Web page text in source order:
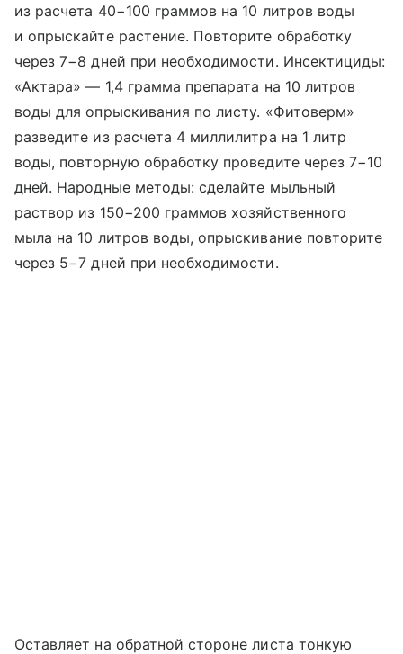
из расчета 40−100 граммов на 10 литров воды
и опрыскайте растение. Повторите обработку
через 7−8 дней при необходимости. Инсектициды:
«Актара» — 1,4 грамма препарата на 10 литров
воды для опрыскивания по листу. «Фитоверм»
разведите из расчета 4 миллилитра на 1 литр
воды, повторную обработку проведите через 7−10
дней. Народные методы: сделайте мыльный
раствор из 150−200 граммов хозяйственного
мыла на 10 литров воды, опрыскивание повторите
через 5−7 дней при необходимости.
Оставляет на обратной стороне листа тонкую